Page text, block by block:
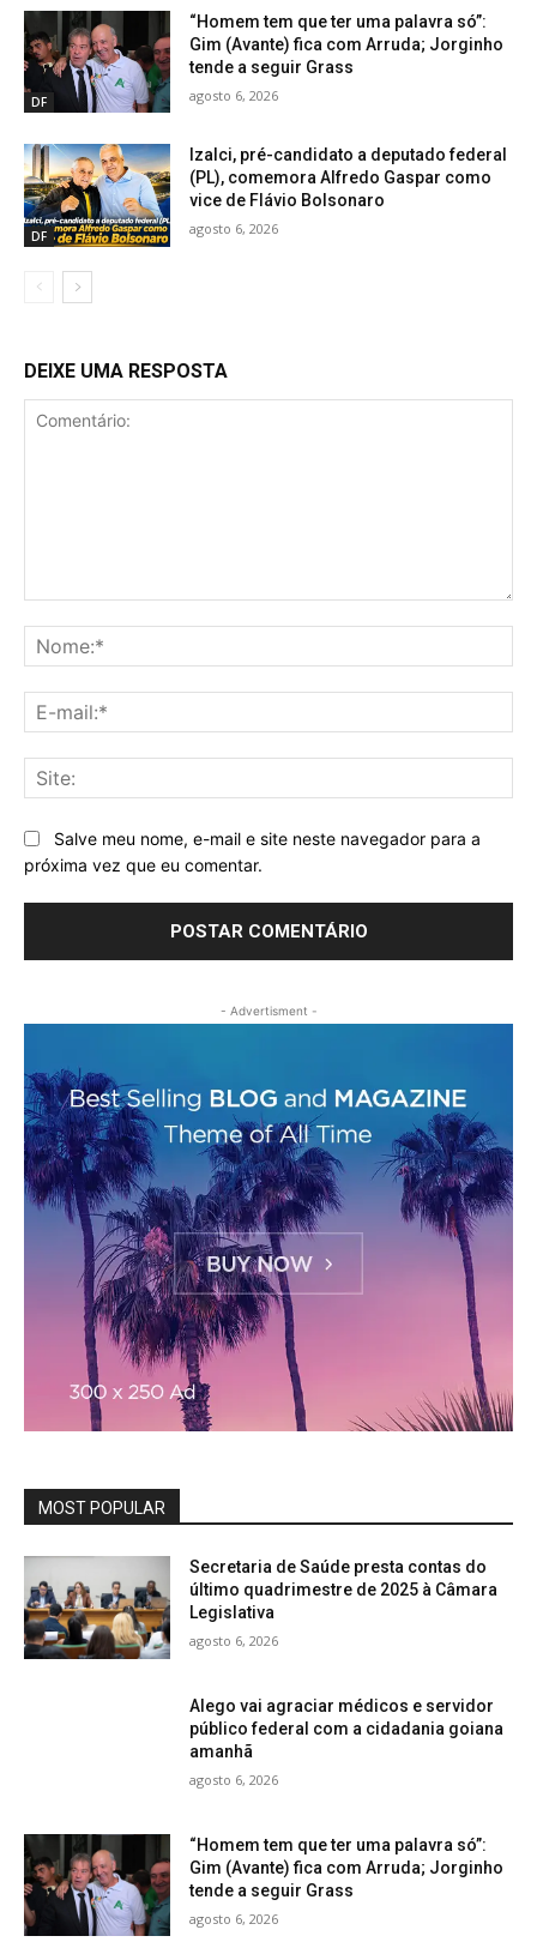
DF
“Homem tem que ter uma palavra só”:
Gim (Avante) fica com Arruda; Jorginho
tende a seguir Grass
agosto 6, 2026
DF
Izalci, pré-candidato a deputado federal
(PL), comemora Alfredo Gaspar como
vice de Flávio Bolsonaro
agosto 6, 2026
DEIXE UMA RESPOSTA
Salve meu nome, e-mail e site neste navegador para a
próxima vez que eu comentar.
- Advertisment -
MOST POPULAR
Secretaria de Saúde presta contas do
último quadrimestre de 2025 à Câmara
Legislativa
agosto 6, 2026
Alego vai agraciar médicos e servidor
público federal com a cidadania goiana
amanhã
agosto 6, 2026
“Homem tem que ter uma palavra só”:
Gim (Avante) fica com Arruda; Jorginho
tende a seguir Grass
agosto 6, 2026